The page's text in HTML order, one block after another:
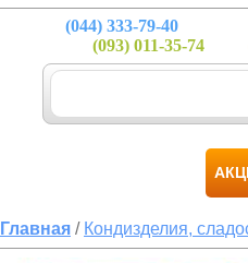
(044) 333-79-40
(093) 011-35-74
Главная / Кондизделия,